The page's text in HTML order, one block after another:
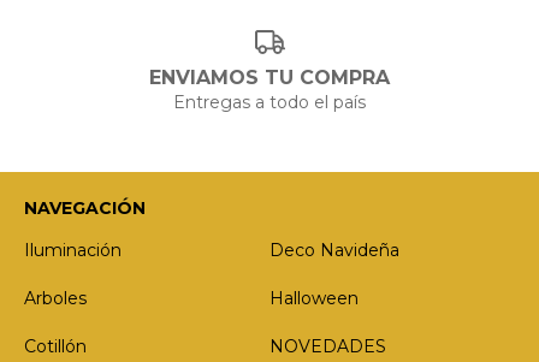
ENVIAMOS TU COMPRA
Entregas a todo el país
NAVEGACIÓN
Iluminación
Deco Navideña
Arboles Halloween
Cotillón NOVEDADES